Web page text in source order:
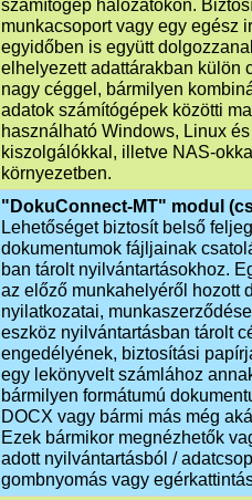
számítógép hálózatokon.
munkacsoport vagy egy egész
egyidőben is együtt
elhelyezett adattárakban külön
nagy céggel, bármilyen
adatok számítógépek közötti
használható Windows, Linux
kiszolgálókkal, illetve NAS-
környezetben.
"DokuConnect-MT" modul
Lehetőséget biztosít belső
dokumentumok fájljainak
ban tárolt nyilvántartásokhoz.
az előző munkahelyéről hozott
nyilatkozatai,
eszköz nyilvántartásban tárolt
engedélyének, biztosítási
egy lekönyvelt számlához
bármilyen formátumú
DOCX vagy bármi más még
Ezek bármikor megnézhetők
adott nyilvántartásból /
gombnyomás vagy